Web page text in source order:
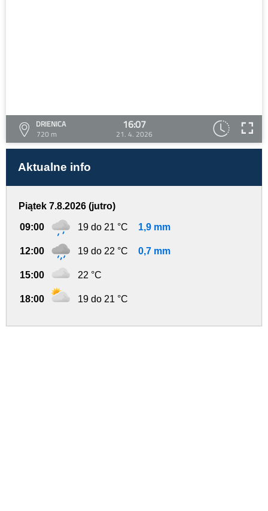
DRIENICA
720 m
16:07
21. 4. 2026
Aktualne info
Piątek 7.8.2026 (jutro)
09:00 19 do 21 °C 1,9 mm
12:00 19 do 22 °C 0,7 mm
15:00 22 °C
18:00 19 do 21 °C